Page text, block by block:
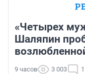
«Четырех
Шаляпин
9 часов 3 003 1